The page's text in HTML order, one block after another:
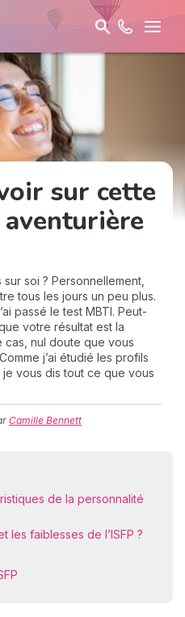
sur cette
soi ? Personnellement,
tous les jours un peu plus.
passé le test MBTI. Peut-
votre résultat est la
cas, nul doute que vous
j’ai étudié les profils
vous dis tout ce que vous
Camille Bennett
de la personnalité
les faiblesses de l’ISFP ?